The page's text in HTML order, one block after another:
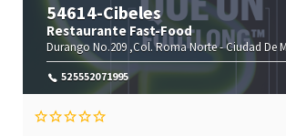
54614-Cibeles
Restaurante Fast-Food
Durango No.209 ,Col. Roma Norte -Ciudad De
525552071995